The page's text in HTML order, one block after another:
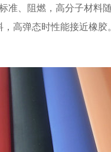
准、阻燃，高分子材
高弹态时性能接近橡胶